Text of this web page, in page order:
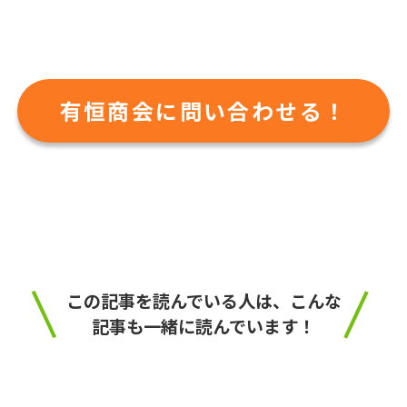
有恒商会に問い合わせる！
この記事を読んでいる人は、こんな
記事も一緒に読んでいます！